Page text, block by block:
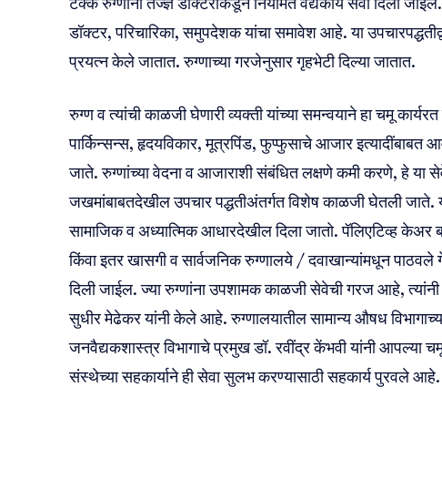
डॉक्टर, परिचारिका, समुपदेशक यांचा समावेश आहे. या
प्रयत्न केले जातात. रुग्णाच्या गरजेनुसार गृहभेटी दिल्या जातात.
रुग्ण व त्यांची काळजी घेणारी व्यक्ती यांच्या समन्वयाने हा चमू
पार्किन्सन्स, हृदयविकार, मूत्रपिंड, फुप्फुसाचे आजार
जाते. रुग्णांच्या वेदना व आजाराशी संबंधित लक्षणे कमी करणे, हे या
जखमांबाबतदेखील उपचार पद्धतीअंतर्गत विशेष काळजी घेतली जाते.
सामाजिक व अध्यात्मिक आधारदेखील दिला जातो. पॅलिएटिव्ह केअर
किंवा इतर खासगी व सार्वजनिक रुग्णालये / दवाखान्यांमधून
दिली जाईल. ज्या रुग्णांना उपशामक काळजी सेवेची गरज आहे,
सुधीर मेढेकर यांनी केले आहे. रुग्णालयातील सामान्य औषध
जनवैद्यकशास्त्र विभागाचे प्रमुख डॉ. रवींद्र केंभवी यांनी आपल्या
संस्थेच्या सहकार्याने ही सेवा सुलभ करण्यासाठी सहकार्य पुरवले आहे.